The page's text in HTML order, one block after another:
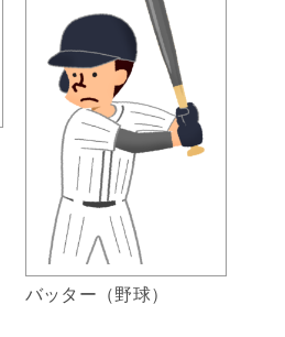
バッター（野球）